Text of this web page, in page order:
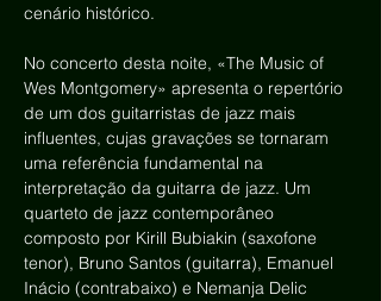
cenário histórico.
No concerto desta noite, «The Music of
Wes Montgomery» apresenta o repertório
de um dos guitarristas de jazz mais
influentes, cujas gravações se tornaram
uma referência fundamental na
interpretação da guitarra de jazz. Um
quarteto de jazz contemporâneo
composto por Kirill Bubiakin (saxofone
tenor), Bruno Santos (guitarra), Emanuel
Inácio (contrabaixo) e Nemanja Delic